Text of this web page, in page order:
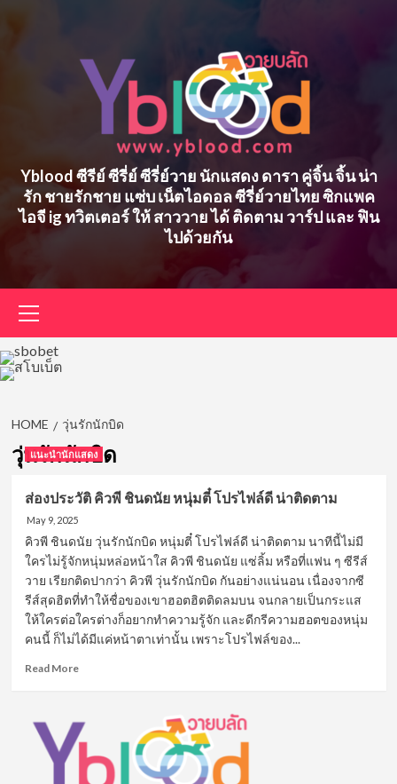
Yblood ซีรีย์ ซีรี่ย์ ซีรี่ย์วาย นักแสดง ดารา คู่จิ้น จิ้น น่า
รัก ชายรักชาย แซ่บ เน็ตไอดอล ซีรี่ย์วายไทย ซิกแพค
ไอจี ig ทวิตเตอร์ ให้ สาววาย ได้ ติดตาม วาร์ป และ ฟิน
ไปด้วยกัน
Menu
HOME วุ่นรักนักบิด
วุ่นรักนักบิด
แนะนำนักแสดง
ส่องประวัติ คิวพี ชินดนัย หนุ่มตี๋ โปรไฟล์ดี น่าติดตาม
May 9, 2025
คิวพี ชินดนัย วุ่นรักนักบิด หนุ่มตี๋ โปรไฟล์ดี น่าติดตาม นาทีนี้ไม่มี
ใครไม่รู้จักหนุ่มหล่อหน้าใส คิวพี ชินดนัย แซ่ลิ้ม หรือที่แฟน ๆ ซีรีส์
วาย เรียกติดปากว่า คิวพี วุ่นรักนักบิด กันอย่างแน่นอน เนื่องจากซี
รีส์สุดฮิตที่ทำให้ชื่อของเขาฮอตฮิตติดลมบน จนกลายเป็นกระแส
ให้ใครต่อใครต่างก็อยากทำความรู้จัก และดีกรีความฮอตของหนุ่ม
คนนี้ ก็ไม่ได้มีแค่หน้าตาเท่านั้น เพราะโปรไฟล์ของ...
Read MoreRead
ประวัติ